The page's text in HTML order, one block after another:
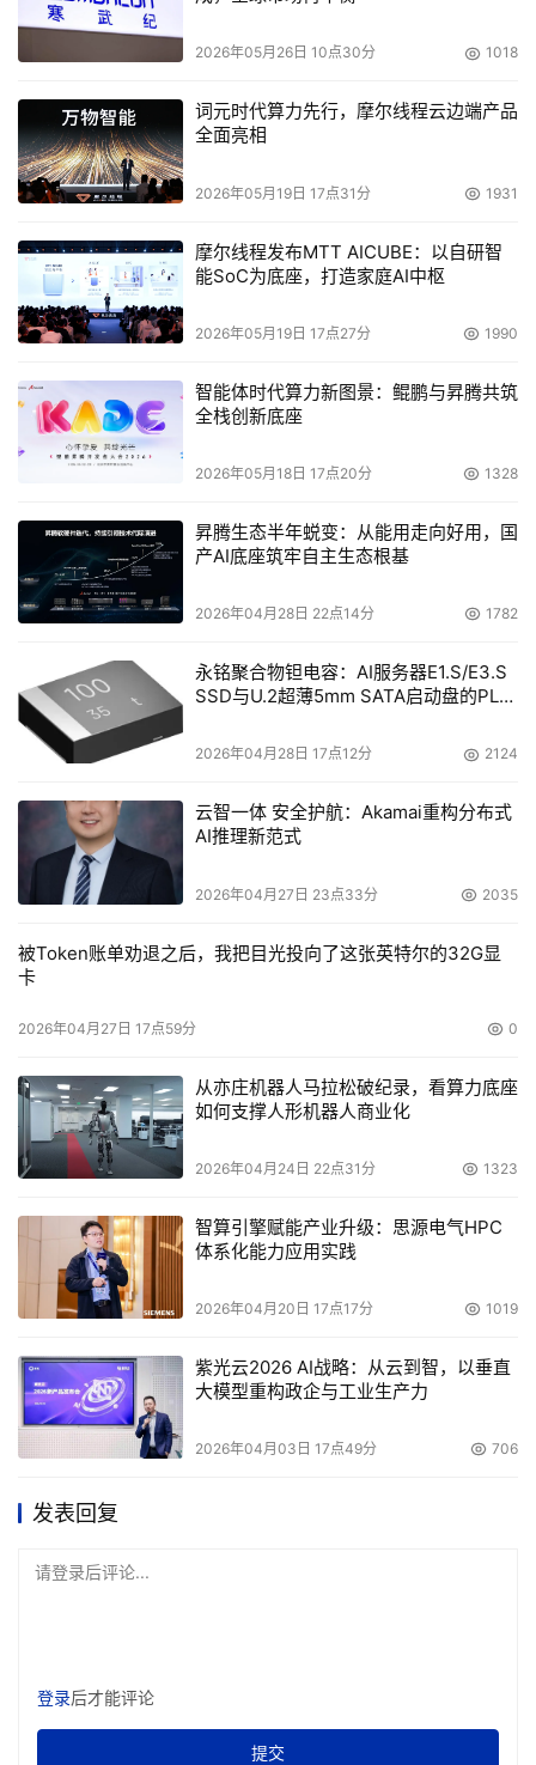
2026年05月26日 10点30分 1018
词元时代算力先行，摩尔线程云边端产品
全面亮相
2026年05月19日 17点31分 1931
摩尔线程发布MTT AICUBE：以自研智
能SoC为底座，打造家庭AI中枢
2026年05月19日 17点27分 1990
智能体时代算力新图景：鲲鹏与昇腾共筑
全栈创新底座
2026年05月18日 17点20分 1328
昇腾生态半年蜕变：从能用走向好用，国
产AI底座筑牢自主生态根基
2026年04月28日 22点14分 1782
永铭聚合物钽电容：AI服务器E1.S/E3.S
SSD与U.2超薄5mm SATA启动盘的PLP
2026年04月28日 17点12分 2124
云智一体 安全护航：Akamai重构分布式
AI推理新范式
2026年04月27日 23点33分 2035
被Token账单劝退之后，我把目光投向了这张英特尔的32G显
卡
2026年04月27日 17点59分 0
从亦庄机器人马拉松破纪录，看算力底座
如何支撑人形机器人商业化
2026年04月24日 22点31分 1323
智算引擎赋能产业升级：思源电气HPC
体系化能力应用实践
2026年04月20日 17点17分 1019
紫光云2026 AI战略：从云到智，以垂直
大模型重构政企与工业生产力
2026年04月03日 17点49分 706
发表回复
请登录后评论...
登录后才能评论
提交